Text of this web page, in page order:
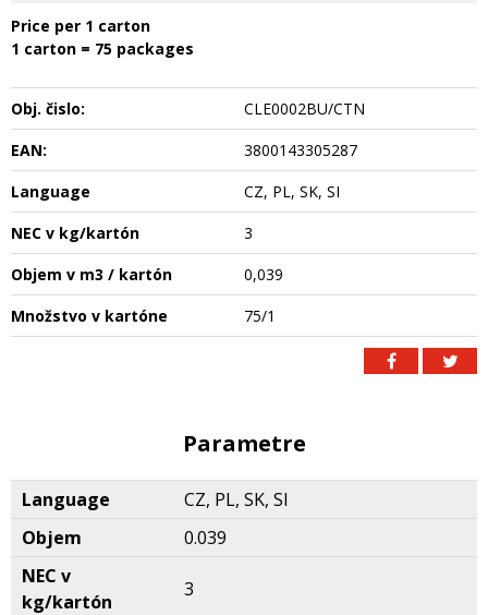
Price per 1 carton
1 carton = 75 packages
Obj. čislo:
CLE0002BU/CTN
EAN:
3800143305287
Language
CZ, PL, SK, SI
NEC v kg/kartón
3
Objem v m3 / kartón
0,039
Množstvo v kartóne
75/1
Parametre
Language
CZ, PL, SK, SI
Objem
0.039
NEC v
kg/kartón
3